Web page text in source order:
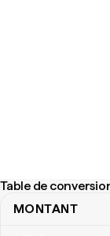
Table de
MONTANT